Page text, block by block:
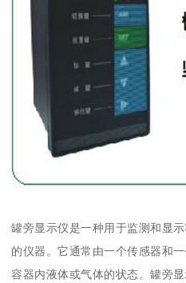
罐旁显示仪是一种用于监测和显
的仪器。它通常由一个传感器和
容器内液体或气体的状态。罐旁